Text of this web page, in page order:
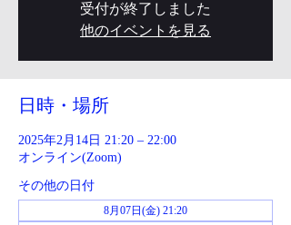
受付が終了しました
他のイベントを見る
日時・場所
2025年2月14日 21:20 – 22:00
オンライン(Zoom)
その他の日付
8月07日(金) 21:20